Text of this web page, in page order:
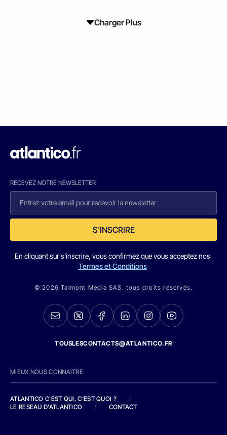
Charger Plus
RECEVEZ NOTRE NEWSLETTER
S'INSCRIRE
En cliquant sur s'inscrire, vous confirmez que vous acceptez nos
Termes et Conditions
© 2026 Talmont Media SAS. tous droits réservés.
TOUSLESCONTACTS@ATLANTICO.FR
MIEUX NOUS CONNAITRE
ATLANTICO C'EST QUI, C'EST QUOI ?
/
LE RESEAU D'ATLANTICO
/ CONTACT